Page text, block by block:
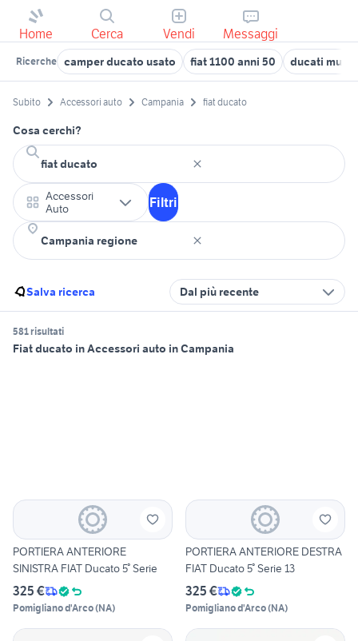
Home Cerca Vendi Messaggi
Ricerche camper ducato usato fiat 1100 anni 50 ducati
Subito Accessori auto Campania fiat ducato
Cosa cerchi?
Accessori
Auto
Filtri
Salva ricerca Dal più recente
581 risultati
Fiat ducato in Accessori auto in Campania
PORTIERA ANTERIORE
SINISTRA FIAT Ducato 5° Serie
325 €
Pomigliano d'Arco(NA)
PORTIERA ANTERIORE DESTRA
FIAT Ducato 5° Serie 13
325 €
Pomigliano d'Arco(NA)